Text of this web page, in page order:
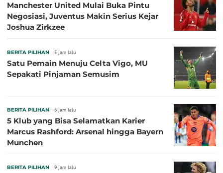
Manchester United Mulai Buka Pintu
Negosiasi, Juventus Makin Serius Kejar
Joshua Zirkzee
BERITA PILIHAN 5 jam lalu
Satu Pemain Menuju Celta Vigo, MU
Sepakati Pinjaman Semusim
BERITA PILIHAN 6 jam lalu
5 Klub yang Bisa Selamatkan Karier
Marcus Rashford: Arsenal hingga Bayern
Munchen
BERITA PILIHAN 9 jam lalu